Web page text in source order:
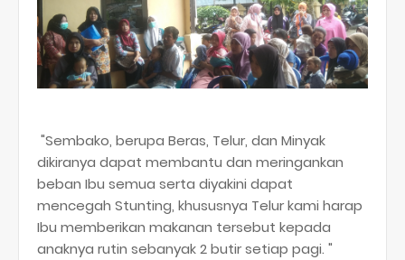
"Sembako, berupa Beras, Telur, dan Minyak
dikiranya dapat membantu dan meringankan
beban Ibu semua serta diyakini dapat
mencegah Stunting, khususnya Telur kami harap
Ibu memberikan makanan tersebut kepada
anaknya rutin sebanyak 2 butir setiap pagi. "